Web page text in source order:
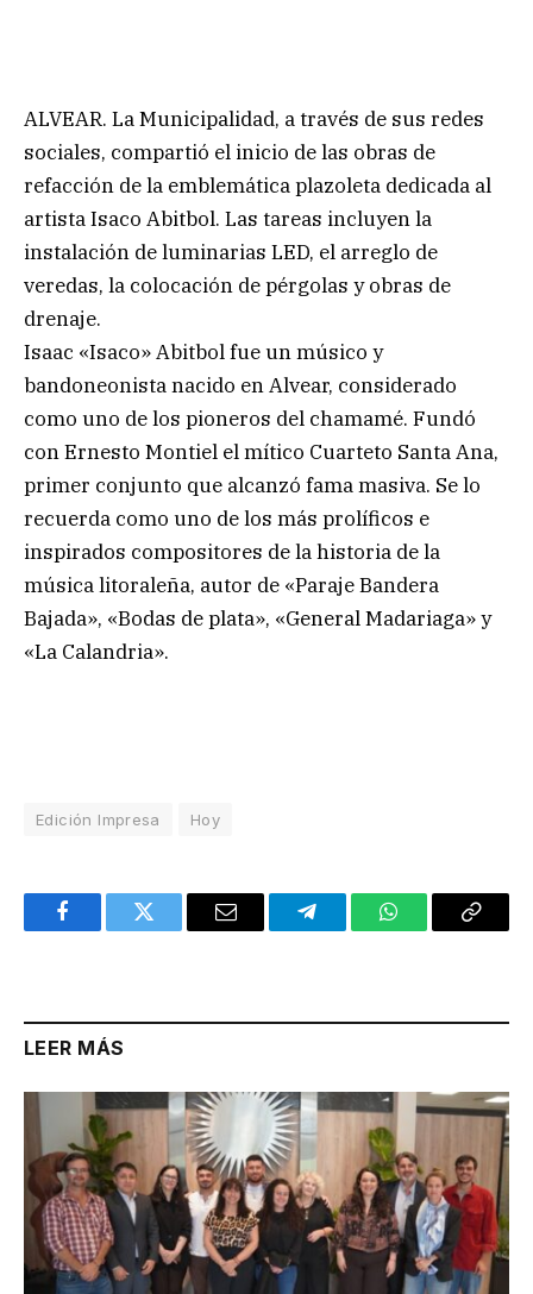
ALVEAR. La Municipalidad, a través de sus redes
sociales, compartió el inicio de las obras de
refacción de la emblemática plazoleta dedicada al
artista Isaco Abitbol. Las tareas incluyen la
instalación de luminarias LED, el arreglo de
veredas, la colocación de pérgolas y obras de
drenaje.
Isaac «Isaco» Abitbol fue un músico y
bandoneonista nacido en Alvear, considerado
como uno de los pioneros del chamamé. Fundó
con Ernesto Montiel el mítico Cuarteto Santa Ana,
primer conjunto que alcanzó fama masiva. Se lo
recuerda como uno de los más prolíficos e
inspirados compositores de la historia de la
música litoraleña, autor de «Paraje Bandera
Bajada», «Bodas de plata», «General Madariaga» y
«La Calandria».
Edición Impresa Hoy
FacebookTwitter Email TelegramWhatsAppCopy
LEER MÁS